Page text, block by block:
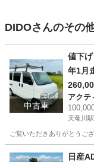
DIDOさんのその
中古車
値下
年1月
アクテ
天竜川駅
ご覧いただきありがとうご
静岡 浜松市 天竜川
日産